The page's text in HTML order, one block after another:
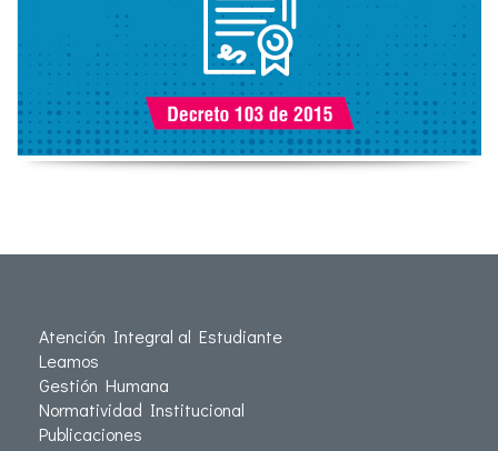
Atención Integral al Estudiante
Leamos
Gestión Humana
Normatividad Institucional
Publicaciones